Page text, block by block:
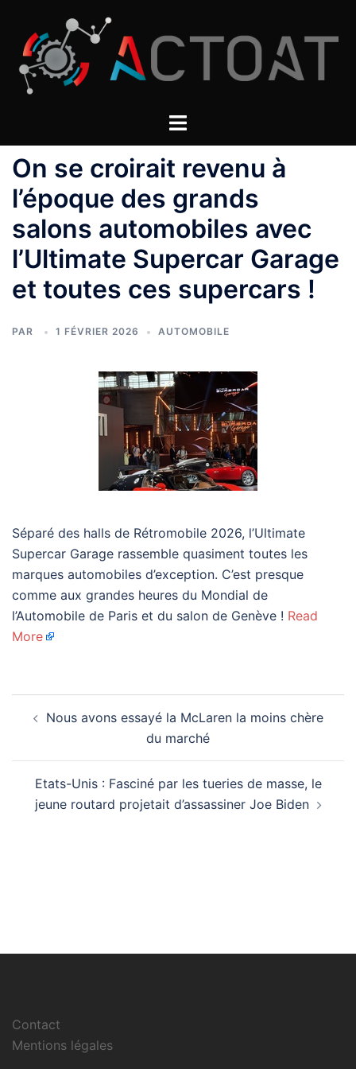
contenu
On se croirait revenu à
l’époque des grands
salons automobiles avec
l’Ultimate Supercar Garage
et toutes ces supercars !
PAR 1 FÉVRIER 2026 AUTOMOBILE
Séparé des halls de Rétromobile 2026, l’Ultimate
Supercar Garage rassemble quasiment toutes les
marques automobiles d’exception. C’est presque
comme aux grandes heures du Mondial de
l’Automobile de Paris et du salon de Genève ! Read
More
d’article
Nous avons essayé la McLaren la moins chère
du marché
Etats-Unis : Fasciné par les tueries de masse, le
jeune routard projetait d’assassiner Joe Biden
Contact
Mentions légales